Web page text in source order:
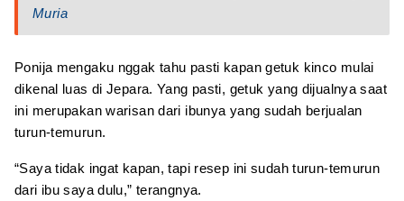
Muria
Ponija mengaku nggak tahu pasti kapan getuk kinco mulai
dikenal luas di Jepara. Yang pasti, getuk yang dijualnya saat
ini merupakan warisan dari ibunya yang sudah berjualan
turun-temurun.
“Saya tidak ingat kapan, tapi resep ini sudah turun-temurun
dari ibu saya dulu,” terangnya.